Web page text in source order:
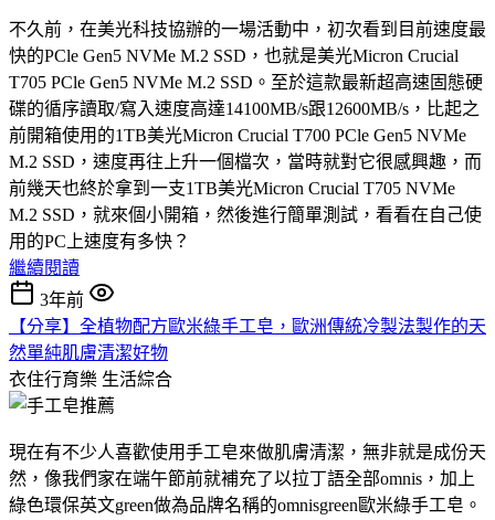
不久前，在美光科技協辦的一場活動中，初次看到目前速度最
快的PCle Gen5 NVMe M.2 SSD，也就是美光Micron Crucial
T705 PCle Gen5 NVMe M.2 SSD。至於這款最新超高速固態硬
碟的循序讀取/寫入速度高達14100MB/s跟12600MB/s，比起之
前開箱使用的1TB美光Micron Crucial T700 PCle Gen5 NVMe
M.2 SSD，速度再往上升一個檔次，當時就對它很感興趣，而
前幾天也終於拿到一支1TB美光Micron Crucial T705 NVMe
M.2 SSD，就來個小開箱，然後進行簡單測試，看看在自己使
用的PC上速度有多快？
繼續閱讀
3年前
【分享】全植物配方歐米綠手工皂，歐洲傳統冷製法製作的天
然單純肌膚清潔好物
衣住行育樂 生活綜合
現在有不少人喜歡使用手工皂來做肌膚清潔，無非就是成份天
然，像我們家在端午節前就補充了以拉丁語全部omnis，加上
綠色環保英文green做為品牌名稱的omnisgreen歐米綠手工皂。